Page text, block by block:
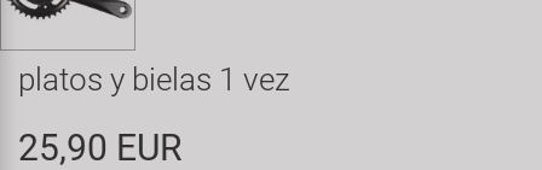
Transporte y Aparcamiento
Super B
Trail-Gator
Velo
platos y bielas 1 vez
25,90 EUR